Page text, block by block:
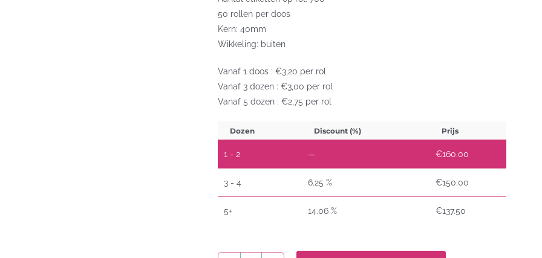
50 rollen per doos
Kern: 40mm
Wikkeling: buiten
Vanaf 1 doos : €3,20 per rol
Vanaf 3 dozen : €3,00 per rol
Vanaf 5 dozen : €2,75 per rol
Dozen Discount (%) Prijs
1 - 2 — €160.00
3 - 4 6.25 % €150.00
5+ 14.06 % €137.50